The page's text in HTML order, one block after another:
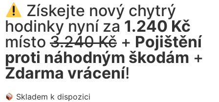
Získejte nový chytrý
hodinky nyní za 1.240 Kč
místo 3.240 Kč + Pojištění
proti náhodným škodám +
Zdarma vrácení!
Skladem k dispozici